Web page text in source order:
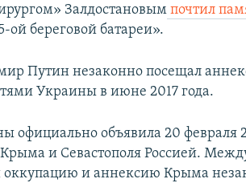
Залдостановым почтил
ой береговой батареи».
Путин незаконно посещал
Украины в июне 2017 года.
официально объявила 20 февраля
и Севастополя Россией.
оккупацию и аннексию Крыма